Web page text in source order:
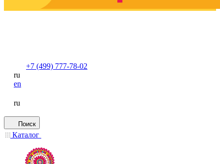
+7 (499) 777-78-02
ru
en
ru
Поиск
Каталог